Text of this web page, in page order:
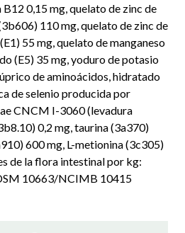
0,15 mg, quelato de zinc de
110 mg, quelato de zinc de
55 mg, quelato de manganeso
(E5) 35 mg, yoduro de potasio
de aminoácidos, hidratado
de selenio producida por
CNCM I-3060 (levadura
0,2 mg, taurina (3a370)
600 mg, L-metionina (3c305)
de la flora intestinal por kg:
10663/NCIMB 10415